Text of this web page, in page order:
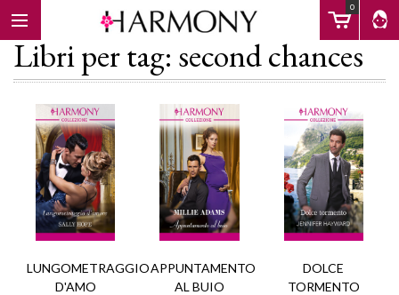
0
EBOOK
Calendario
Libri per tag: second chances
LUNGOMETRAGGIO
D'AMO
APPUNTAMENTO
AL BUIO
DOLCE
TORMENTO